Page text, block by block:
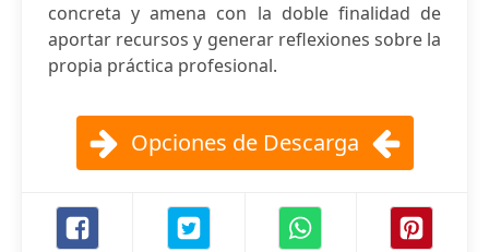
concreta y amena con la doble finalidad de
aportar recursos y generar reflexiones sobre la
propia práctica profesional.
Opciones de Descarga